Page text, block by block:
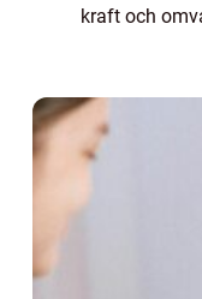
kraft och